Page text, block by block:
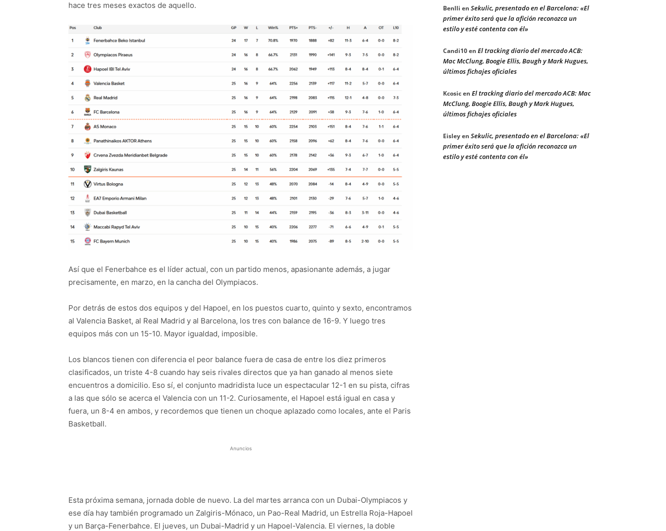
hace tres meses exactos de aquello.
Así que el Fenerbahce es el líder actual, con un partido menos, apasionante además, a jugar
precisamente, en marzo, en la cancha del Olympiacos.
Por detrás de estos dos equipos y del Hapoel, en los puestos cuarto, quinto y sexto, encontramos
al Valencia Basket, al Real Madrid y al Barcelona, los tres con balance de 16-9. Y luego tres
equipos más con un 15-10. Mayor igualdad, imposible.
Los blancos tienen con diferencia el peor balance fuera de casa de entre los diez primeros
clasificados, un triste 4-8 cuando hay seis rivales directos que ya han ganado al menos siete
encuentros a domicilio. Eso sí, el conjunto madridista luce un espectacular 12-1 en su pista, cifras
a las que sólo se acerca el Valencia con un 11-2. Curiosamente, el Hapoel está igual en casa y
fuera, un 8-4 en ambos, y recordemos que tienen un choque aplazado como locales, ante el Paris
Basketball.
Anuncios
Esta próxima semana, jornada doble de nuevo. La del martes arranca con un Dubai-Olympiacos y
ese día hay también programado un Zalgiris-Mónaco, un Pao-Real Madrid, un Estrella Roja-Hapoel
y un Barça-Fenerbahce. El jueves, un Dubai-Madrid y un Hapoel-Valencia. El viernes, la doble
Benlli en Sekulic, presentado en el Barcelona: «El
primer éxito será que la afición reconozca un
estilo y esté contenta con él»
Candi10en El tracking diario del mercado ACB:
Mac McClung, Boogie Ellis, Baugh y Mark Hugues,
últimos fichajes oficiales
Kcosicen El tracking diario del mercado ACB: Mac
McClung, Boogie Ellis, Baugh y Mark Hugues,
últimos fichajes oficiales
Eisleyen Sekulic, presentado en el Barcelona: «El
primer éxito será que la afición reconozca un
estilo y esté contenta con él»